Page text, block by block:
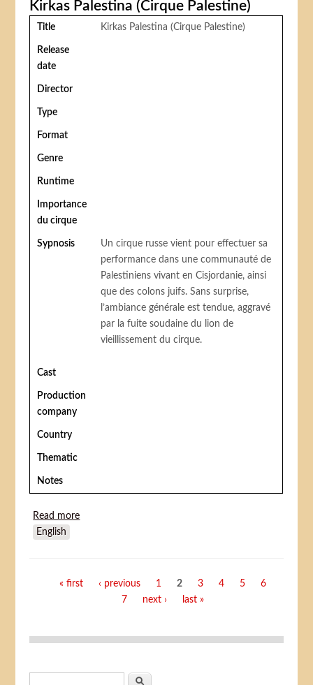
Kirkas Palestina (Cirque Palestine)
Title Kirkas Palestina (Cirque Palestine)
Release
date
Director
Type
Format
Genre
Runtime
Importance
du cirque
Sypnosis
Un cirque russe vient pour effectuer sa
performance dans une communauté de
Palestiniens vivant en Cisjordanie, ainsi
que des colons juifs. Sans surprise,
l’ambiance générale est tendue, aggravé
par la fuite soudaine du lion de
vieillissement du cirque.
Cast
Production
company
Country
Thematic
Notes
Read more
English
Pages« first ‹ previous 1 2 3 4 5
6
7
next › last »
Search